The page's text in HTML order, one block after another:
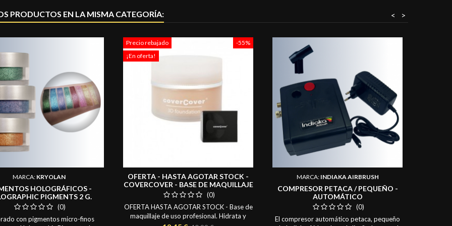
PRODUCTOS EN LA MISMA CATEGORÍA: >
<
MARCA: KRYOLAN
HOLOGRÁFICOS -
PIGMENTS 2 G.
(0)
con pigmentos micro-finos
-55%
Precio rebajado
¡En oferta!
OFERTA - HASTA AGOTAR STOCK -
COVERCOVER - BASE DE MAQUILLAJE
3D FOUNDATION - 50 ML
(0)
OFERTA HASTA AGOTAR STOCK - Base de
maquillaje de uso profesional. Hidrata y
MARCA: INDIAKA AIRBRUSH
COMPRESOR PETACA / PEQUEÑO -
AUTOMÁTICO
(0)
El compresor automático petaca, pequeño